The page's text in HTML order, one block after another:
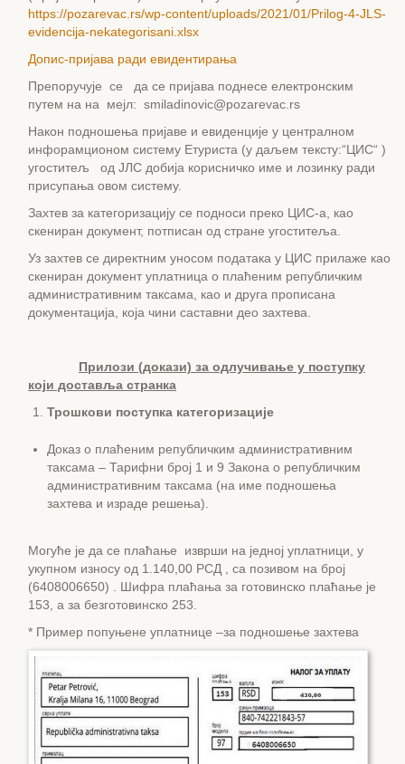
https://pozarevac.rs/wp-content/uploads/2021/01/Prilog-4-JLS-
evidencija-nekategorisani.xlsx
Допис-пријава ради евидентирања
Препоручује се да се пријава поднесе електронским
путем на на мејл: smiladinovic@pozarevac.rs
Након подношења пријаве и евиденције у централном
инфорамционом систему Етуриста (у даљем тексту:“ЦИС“ )
угоститељ од ЈЛС добија корисничко име и лозинку ради
присупања овом систему.
Захтев за категоризацију се подноси преко ЦИС-а, као
скениран документ, потписан од стране угоститеља.
Уз захтев се директним уносом података у ЦИС прилаже као
скениран документ уплатница о плаћеним републичким
административним таксама, као и друга прописана
документација, која чини саставни део захтева.
Прилози (докази) за одлучивање у поступку
који доставља странка
Трошкови поступка категоризације
Доказ о плаћеним републичким административним
таксама – Тарифни број 1 и 9 Закона о републичким
административним таксама (на име подношења
захтева и израде решења).
Могуће је да се плаћање изврши на једној уплатници, у
укупном износу од 1.140,00 РСД , са позивом на број
(6408006650) . Шифра плаћања за готовинско плаћање је
153, а за безготовинско 253.
* Пример попуњене уплатнице –за подношење захтева